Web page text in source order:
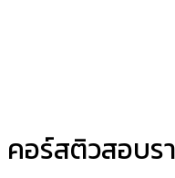
คอร์สติวสอบร